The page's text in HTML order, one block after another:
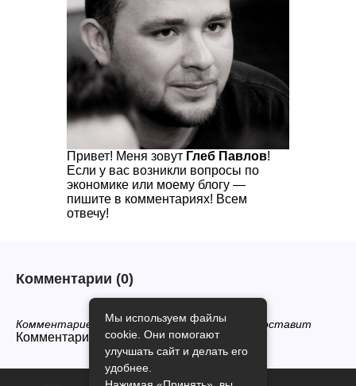
Привет! Меня зовут Глеб Павлов!
Если у вас возникли вопросы по
экономике или моему блогу —
пишите в комментариях! Всем
отвечу!
Комментарии (0)
Комментариев нет, будьте первым кто его оставит
Комментарии закрыты.
Мы используем файлы
cookie. Они помогают
улучшать сайт и делать его
удобнее.